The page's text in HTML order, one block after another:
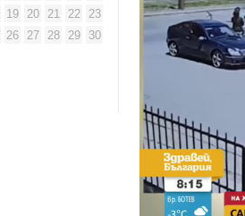
19 20 21 22
23
26 27 28 29
30